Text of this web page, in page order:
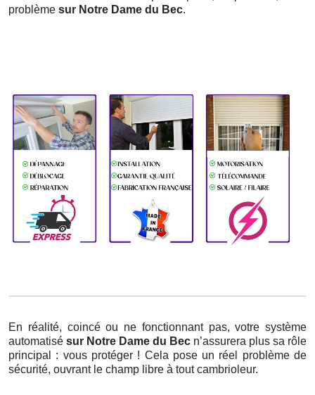
problème sur Notre Dame du Bec.
En réalité, coincé ou ne fonctionnant pas, votre système
automatisé sur Notre Dame du Bec n’assurera plus sa rôle
principal : vous protéger ! Cela pose un réel problème de
sécurité, ouvrant le champ libre à tout cambrioleur.